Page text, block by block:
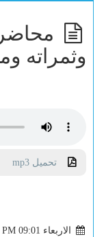
وثمراته
تحميل mp3
الاربعاء PM 09:01